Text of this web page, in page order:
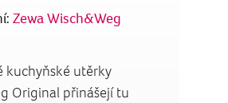
Zewa Wisch&Weg
kuchyňské utěrky
Original přinášejí tu